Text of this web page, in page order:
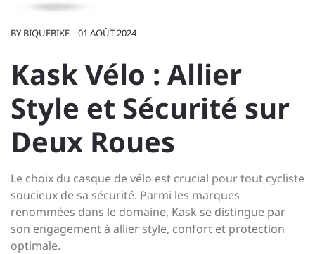
BY BIQUEBIKE 01 AOÛT 2024
Kask Vélo : Allier
Style et Sécurité sur
Deux Roues
Le choix du casque de vélo est crucial pour tout cycliste
soucieux de sa sécurité. Parmi les marques
renommées dans le domaine, Kask se distingue par
son engagement à allier style, confort et protection
optimale.